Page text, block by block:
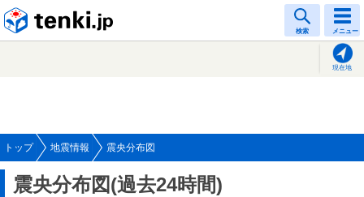
検索 メニュー
現在地
トップ 地震情報 震央分布図
震央分布図(過去24時間)